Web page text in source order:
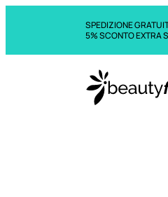
SPEDIZIONE
5% SCONTO EXTRA